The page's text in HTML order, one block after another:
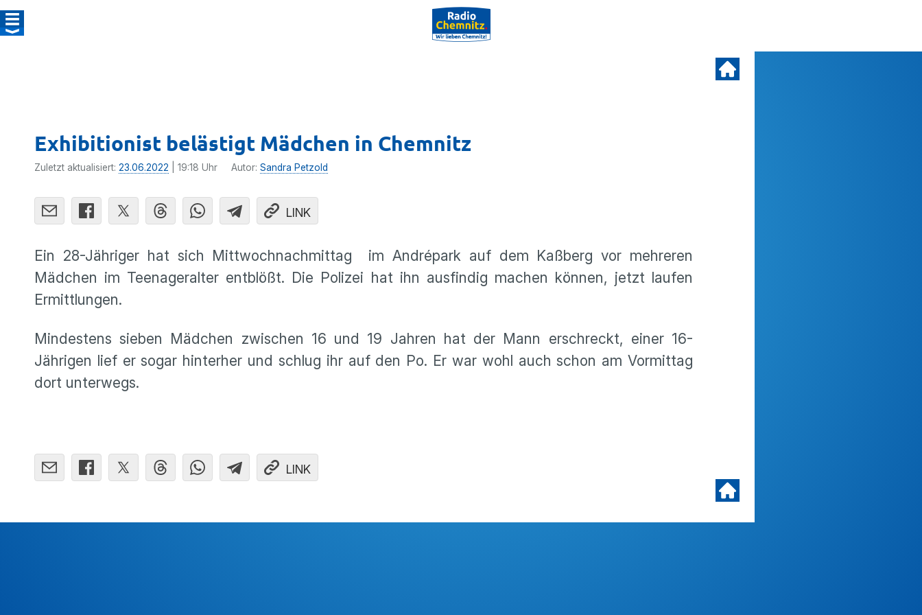
Exhibitionist belästigt Mädchen in Chemnitz
Zuletzt aktualisiert: 23.06.2022 | 19:18 Uhr Autor: Sandra Petzold
LINK
Ein 28-Jähriger hat sich Mittwochnachmittag im Andrépark auf dem Kaßberg vor mehreren
Mädchen im Teenageralter entblößt. Die Polizei hat ihn ausfindig machen können, jetzt laufen
Ermittlungen.
Mindestens sieben Mädchen zwischen 16 und 19 Jahren hat der Mann erschreckt, einer 16-
Jährigen lief er sogar hinterher und schlug ihr auf den Po. Er war wohl auch schon am Vormittag
dort unterwegs.
LINK